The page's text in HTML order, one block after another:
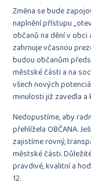
Změna se bude
naplnění přístupu
občanů na dění v obci
zahrnuje včasnou
budou občanům
městské části a na
všech nových
minulosti již zavedla a
Nedopustíme, aby
přehlížela OBČANA.
zajistíme rovný,
městské části.
pravdivé, kvalitní a
12.